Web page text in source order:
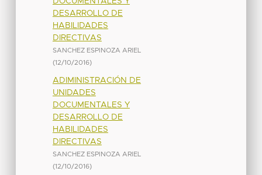
DESARROLLO DE
HABILIDADES
DIRECTIVAS
SANCHEZ ESPINOZA ARIEL
(12/10/2016)
ADIMINISTRACIÓN DE
UNIDADES
DOCUMENTALES Y
DESARROLLO DE
HABILIDADES
DIRECTIVAS
SANCHEZ ESPINOZA ARIEL
(12/10/2016)